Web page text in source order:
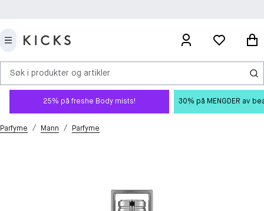
Søk i produkter og artikler
25% på freshe Body mists! 30% på MENGDER av
Parfyme / Mann / Parfyme